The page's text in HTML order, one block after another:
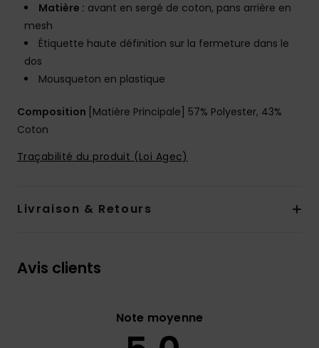
Matière : avant en sergé de coton, pans arrière en
mesh
Étiquette haute définition sur la fermeture dans le
dos
Mousqueton en plastique
Composition [Matière Principale] 57% Polyester, 43%
Coton
Traçabilité du produit (Loi Agec)
Livraison & Retours
Avis clients
Note moyenne